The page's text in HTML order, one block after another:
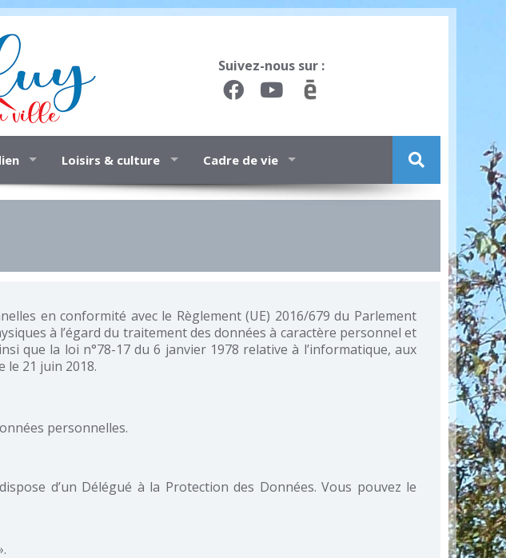
Suivez-nous sur :
Loisirs & culture Cadre de vie
en conformité avec le Règlement (UE) 2016/679 du Parlement
à l’égard du traitement des données à caractère personnel et
que la loi n°78-17 du 6 janvier 1978 relative à l’informatique, aux
le 21 juin 2018.
personnelles.
d’un Délégué à la Protection des Données. Vous pouvez le